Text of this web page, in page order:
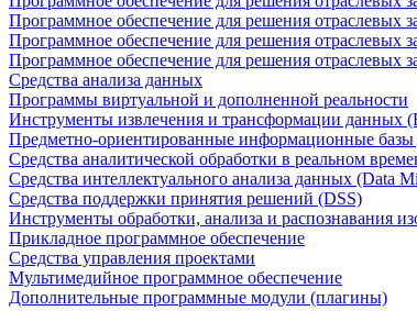
Программное обеспечение для решения отраслевых
Программное обеспечение для решения отраслевых
Программное обеспечение для решения отраслевых
Средства анализа данных
Программы виртуальной и дополненной реальности
Инструменты извлечения и трансформации данных
Предметно-ориентированные информационные
Средства аналитической обработки в реальном
Средства интеллектуального анализа данных (Data
Средства поддержки принятия решений (DSS)
Инструменты обработки, анализа и распознавания
Прикладное программное обеспечение
Средства управления проектами
Мультимедийное программное обеспечение
Дополнительные программные модули (плагины)